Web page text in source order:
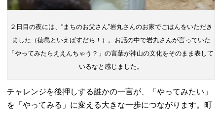
２日目の夜には、“まちのお父さん”岩丸さんのお家でごはんをいただき
ました（徳島といえばすだち！）。お話の中で岩丸さんが言っていた
「やってみたらええんちゃう？」の言葉が神山の文化をそのまま表して
いるなと感じました。
チャレンジを後押しする誰かの一言が、「やってみたい」
を「やってみる」に変える大きな一歩につながります。町